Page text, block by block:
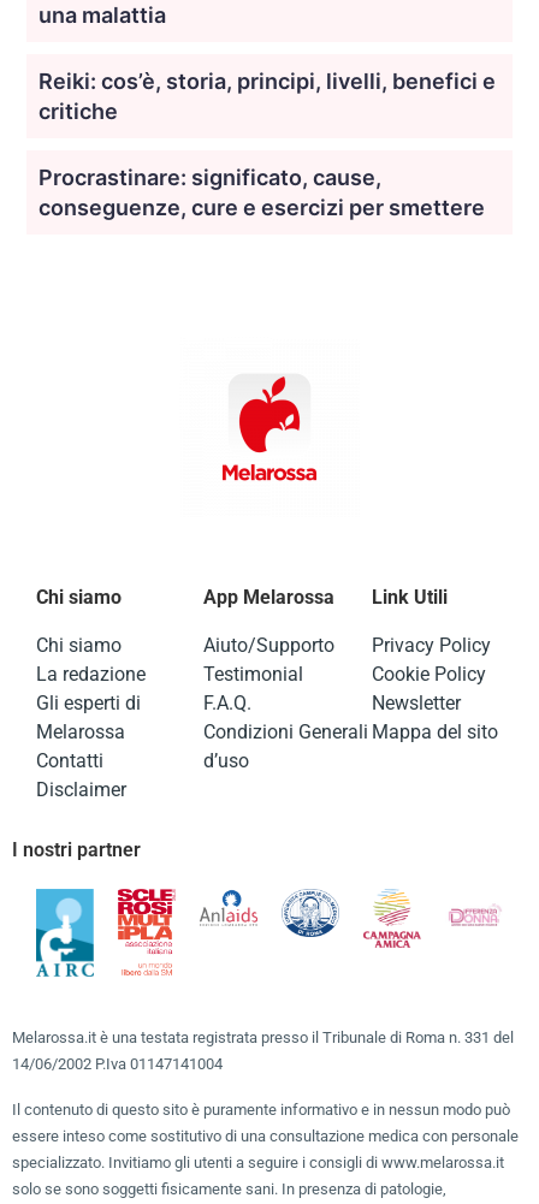
una malattia
Reiki: cos’è, storia, principi, livelli, benefici e
critiche
Procrastinare: significato, cause,
conseguenze, cure e esercizi per smettere
Chi siamo
Chi siamo
La redazione
Gli esperti di
Melarossa
Contatti
Disclaimer
App Melarossa
Aiuto/Supporto
Testimonial
F.A.Q.
Condizioni Generali
d’uso
Link Utili
Privacy Policy
Cookie Policy
Newsletter
Mappa del sito
I nostri partner
Melarossa.it è una testata registrata presso il Tribunale di Roma n. 331 del
14/06/2002 P.Iva 01147141004
Il contenuto di questo sito è puramente informativo e in nessun modo può
essere inteso come sostitutivo di una consultazione medica con personale
specializzato. Invitiamo gli utenti a seguire i consigli di www.melarossa.it
solo se sono soggetti fisicamente sani. In presenza di patologie,